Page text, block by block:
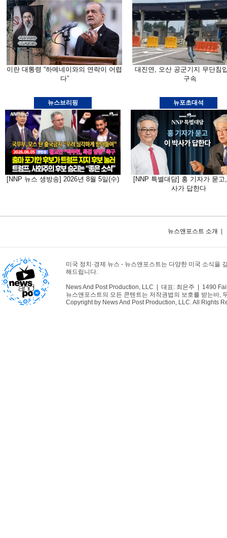
이란 대통령 “하메네이와의 연락이 어렵
다”
대진연, 오산 공군기지 무단침
구속
뉴스브리핑
[NNP 뉴스 생방송] 2026년 8월 5일(수)
뉴포초대석
[NNP 특별대담] 홍 기자가 묻고
사가 답한다
뉴스앤포스트 소개
미국 정치·경제 뉴스 - 뉴스앤포스트는 다양한 미국 소식을
해드립니다.
News And Post Production, LLC | 대표: 최은주 | 1490
뉴스앤포스트의 모든 콘텐트는 저작권법의 보호를 받는바,
Copyright by News And Post Production, LLC. All Rights